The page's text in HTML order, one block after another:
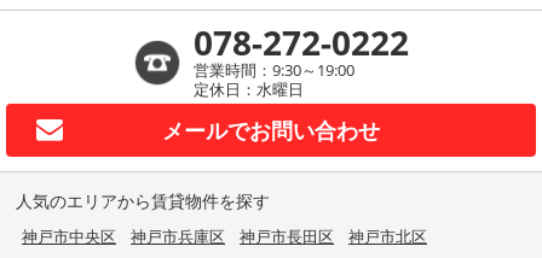
078-272-0222
営業時間：9:30～19:00
定休日：水曜日
メールでお問い合わせ
人気のエリアから賃貸物件を探す
神戸市中央区 神戸市兵庫区 神戸市長田区
神戸市北区